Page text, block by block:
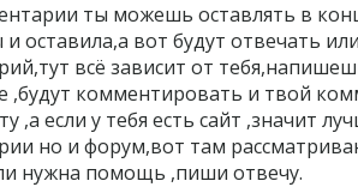
ты можешь оставлять в
и оставила,а вот будут отвечать
всё зависит от
,будут комментировать и твой
,а если у тебя есть сайт ,значит
но и форум,вот там
нужна помощь ,пиши отвечу.